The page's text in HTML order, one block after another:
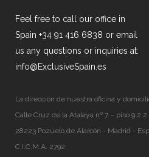
Feel free to call our office in
Spain +34 91 416 6838 or email
us any questions or inquiries at:
info@ExclusiveSpain.es
La dirección de nuestra oficina y
Calle Cruz de la Atalaya nº 7 – piso 9.2.2
28223 Pozuelo de Alarcón - Madrid -
C.I.C.M.A. 2792